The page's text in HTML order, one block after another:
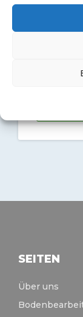
freuen
SEITEN
Über uns